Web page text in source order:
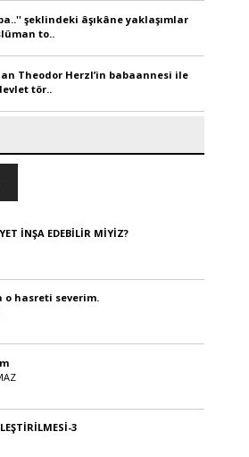
şeklindeki âşıkâne yaklaşımlar
to..
Theodor Herzl’in babaannesi ile
tör..
İNŞA EDEBİLİR MİYİZ?
o hasreti severim.
3